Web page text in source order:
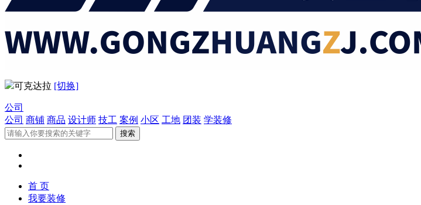
可克达拉 [切换]
公司
公司 商铺 商品 设计师 技工 案例 小区 工地 团装 学装修
首 页
我要装修